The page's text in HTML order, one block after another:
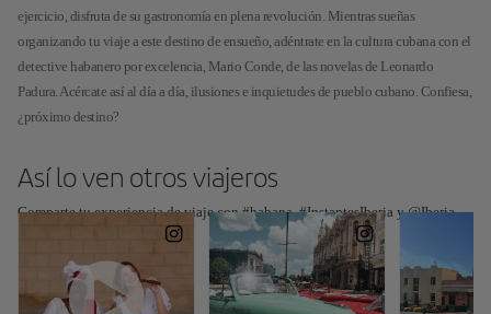
ejercicio, disfruta de su gastronomía en plena revolución. Mientras sueñas
organizando tu viaje a este destino de ensueño, adéntrate en la cultura cubana con el
detective habanero por excelencia, Mario Conde, de las novelas de Leonardo
Padura. Acércate así al día a día, ilusiones e inquietudes de pueblo cubano. Confiesa,
¿próximo destino?
Así lo ven otros viajeros
Comparte tu experiencia de viaje con #habana, #InstantesIberia y @Iberia